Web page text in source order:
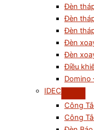
Đèn
Đèn
Đèn
Đèn
Đèn
Điều
Domino
IDEC
Công
Công